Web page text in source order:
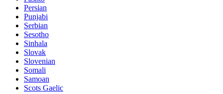
Persian
Punjabi
Serbian
Sesotho
Sinhala
Slovak
Slovenian
Somali
Samoan
Scots Gaelic